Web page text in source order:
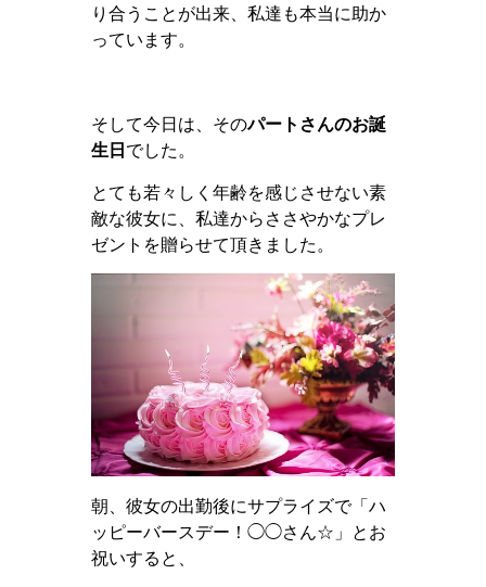
り合うことが出来、私達も本当に助か
っています。
そして今日は、そのパートさんのお誕
生日でした。
とても若々しく年齢を感じさせない素
敵な彼女に、私達からささやかなプレ
ゼントを贈らせて頂きました。
朝、彼女の出勤後にサプライズで「ハ
ッピーバースデー！◯◯さん☆」とお
祝いすると、